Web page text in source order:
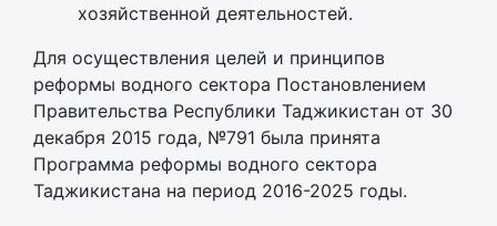
хозяйственной деятельностей.
Для осуществления целей и принципов
реформы водного сектора Постановлением
Правительства Республики Таджикистан от 30
декабря 2015 года, №791 была принята
Программа реформы водного сектора
Таджикистана на период 2016-2025 годы.